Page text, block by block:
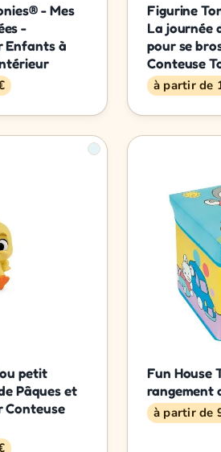
- Mes
-
Enfants à
Figurine
La journée
pour se
Conteuse
à partir de
petit
Pâques et
Conteuse
Fun House
rangement
à partir de